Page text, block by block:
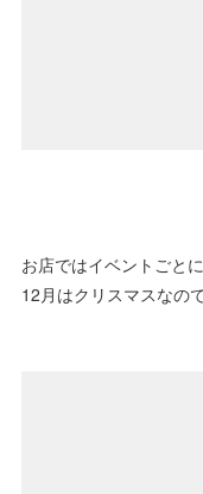
お店ではイベントごと
12月はクリスマスなの